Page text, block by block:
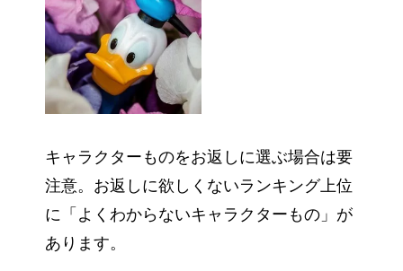
キャラクターものをお返しに選ぶ場合は要
注意。お返しに欲しくないランキング上位
に「よくわからないキャラクターもの」が
あります。